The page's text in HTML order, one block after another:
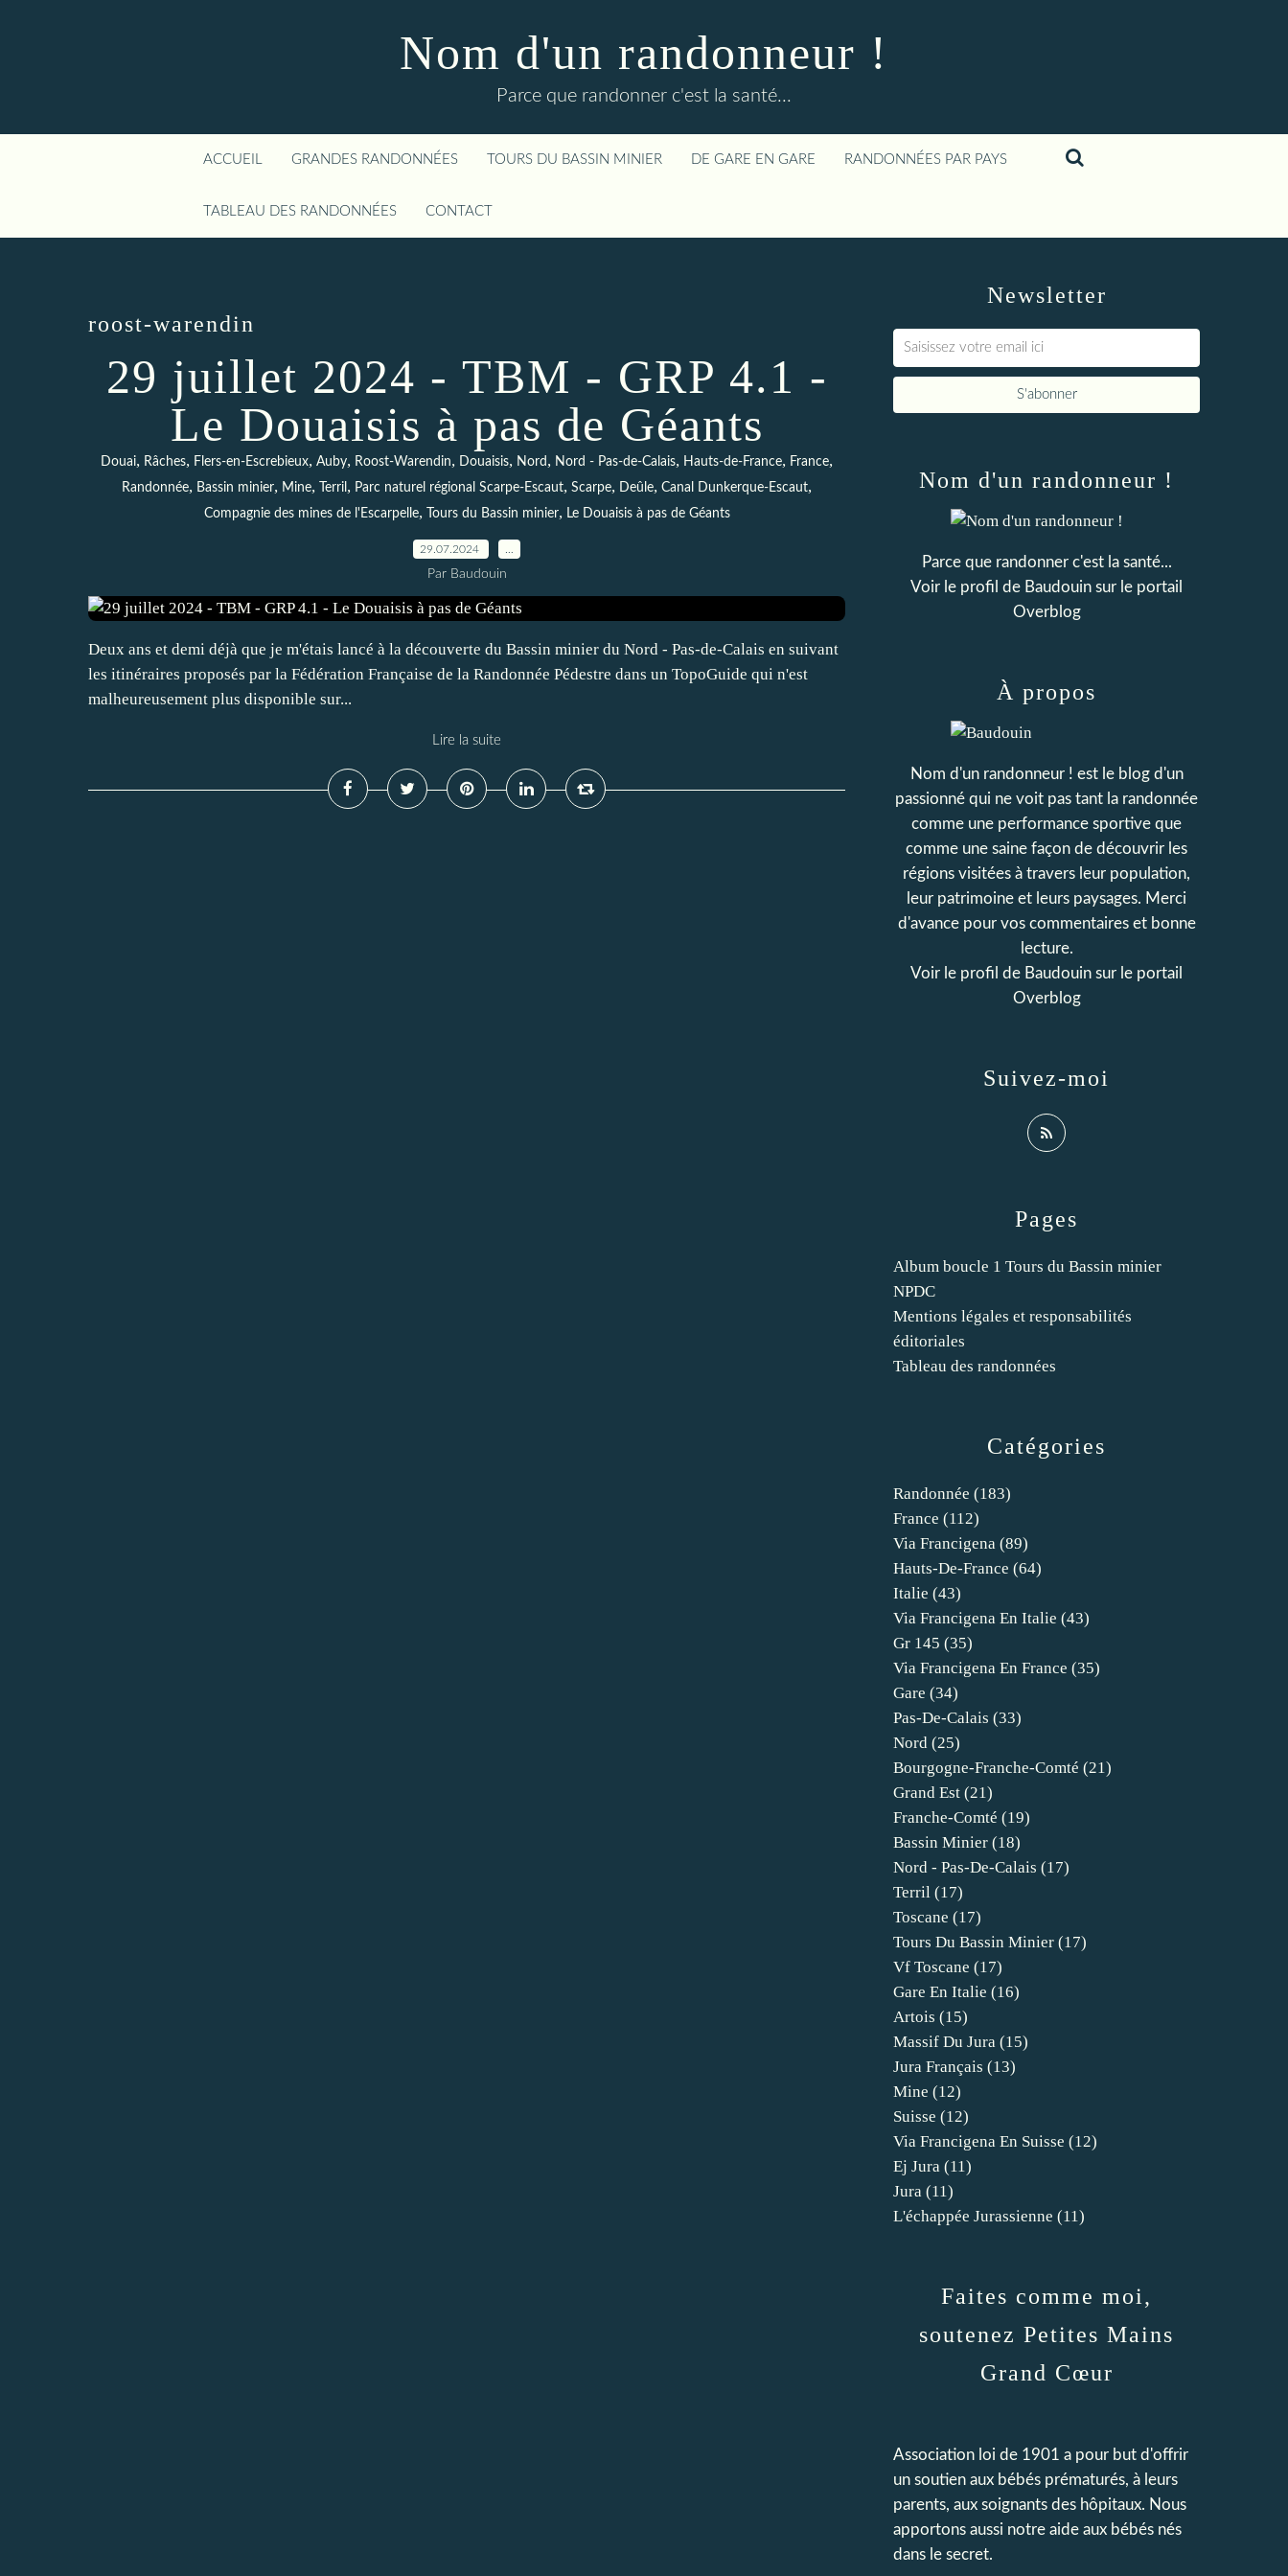
Nom d'un randonneur !
Parce que randonner c'est la santé...
ACCUEIL GRANDES RANDONNÉES TOURS DU BASSIN MINIER DE GARE EN GARE RANDONNÉES PAR PAYS
TABLEAU DES RANDONNÉES CONTACT
roost-warendin
29 juillet 2024 - TBM - GRP 4.1 -
Le Douaisis à pas de Géants
Douai, Râches, Flers-en-Escrebieux, Auby, Roost-Warendin, Douaisis, Nord , Nord - Pas-de-Calais, Hauts-de-France, France,
Randonnée, Bassin minier, Mine, Terril , Parc naturel régional Scarpe-Escaut, Scarpe, Deûle, Canal Dunkerque-Escaut,
Compagnie des mines de l'Escarpelle, Tours du Bassin minier, Le Douaisis à pas de Géants
29.07.2024
Par Baudouin
Deux ans et demi déjà que je m'étais lancé à la découverte du Bassin minier du Nord - Pas-de-Calais en suivant
les itinéraires proposés par la Fédération Française de la Randonnée Pédestre dans un TopoGuide qui n'est
malheureusement plus disponible sur...
Lire la suite
Newsletter
Catégories
Randonnée (183)
France (112)
Via Francigena (89)
Hauts-De-France (64)
Italie (43)
Via Francigena En Italie (43)
Gr 145 (35)
Via Francigena En France (35)
Gare (34)
Pas-De-Calais (33)
Nord (25)
Bourgogne-Franche-Comté (21)
Grand Est (21)
Franche-Comté (19)
Bassin Minier (18)
Nord - Pas-De-Calais (17)
Terril (17)
Toscane (17)
Tours Du Bassin Minier (17)
Vf Toscane (17)
Gare En Italie (16)
Artois (15)
Massif Du Jura (15)
Jura Français (13)
Mine (12)
Suisse (12)
Via Francigena En Suisse (12)
Ej Jura (11)
Jura (11)
L'échappée Jurassienne (11)
Pages
Album boucle 1 Tours du Bassin minier
NPDC
Mentions légales et responsabilités
éditoriales
Tableau des randonnées
Nom d'un randonneur !
Parce que randonner c'est la santé...
Voir le profil de Baudouin sur le portail
Overblog
Suivez-moi
À propos
Nom d'un randonneur ! est le blog d'un
passionné qui ne voit pas tant la randonnée
comme une performance sportive que
comme une saine façon de découvrir les
régions visitées à travers leur population,
leur patrimoine et leurs paysages. Merci
d'avance pour vos commentaires et bonne
lecture.
Voir le profil de Baudouin sur le portail
Overblog
Faites comme moi,
soutenez Petites Mains
Grand Cœur
Association loi de 1901 a pour but d'offrir
un soutien aux bébés prématurés, à leurs
parents, aux soignants des hôpitaux. Nous
apportons aussi notre aide aux bébés nés
dans le secret.